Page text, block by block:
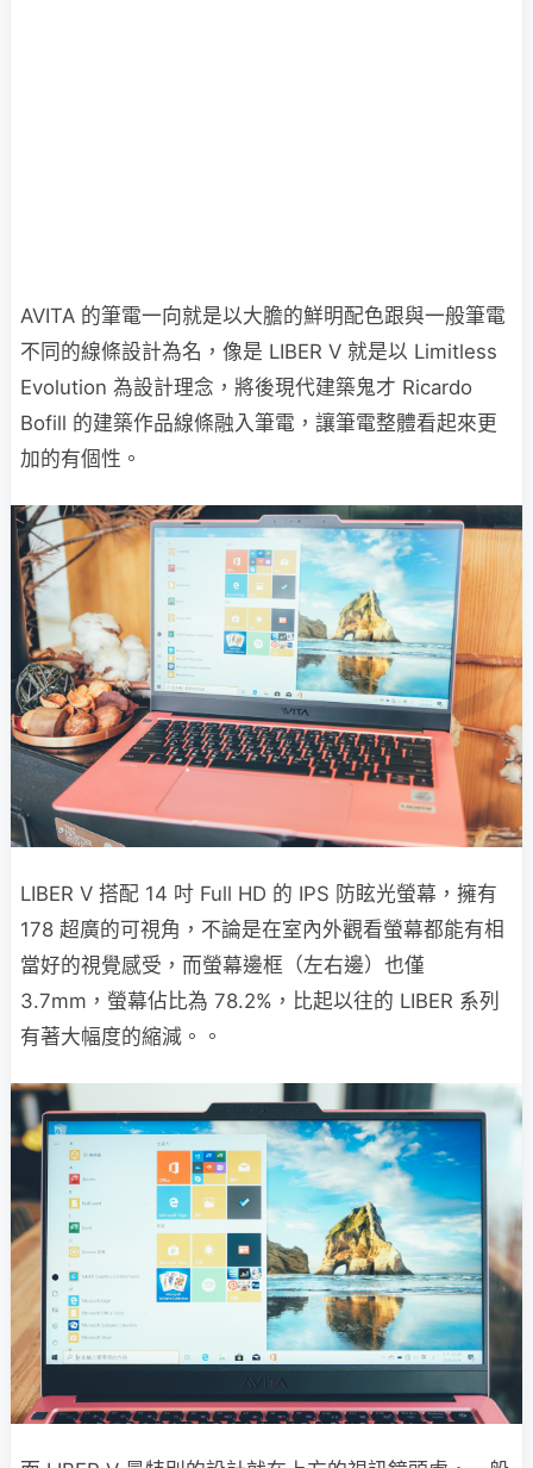
AVITA 的筆電一向就是以大膽的鮮明配色跟與一般筆電
不同的線條設計為名，像是 LIBER V 就是以 Limitless
Evolution 為設計理念，將後現代建築鬼才 Ricardo
Bofill 的建築作品線條融入筆電，讓筆電整體看起來更
加的有個性。
LIBER V 搭配 14 吋 Full HD 的 IPS 防眩光螢幕，擁有
178 超廣的可視角，不論是在室內外觀看螢幕都能有相
當好的視覺感受，而螢幕邊框（左右邊）也僅
3.7mm，螢幕佔比為 78.2%，比起以往的 LIBER 系列
有著大幅度的縮減。。